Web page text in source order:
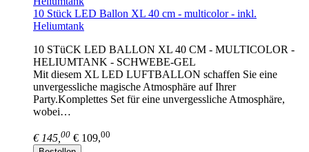
10 Stück LED Ballon XL 40 cm - multicolor - inkl.
Heliumtank
10 STüCK LED BALLON XL 40 CM - MULTICOLOR -
HELIUMTANK - SCHWEBE-GEL
Mit diesem XL LED LUFTBALLON schaffen Sie eine
unvergessliche magische Atmosphäre auf Ihrer
Party.Komplettes Set für eine unvergessliche Atmosphäre,
wobei…
€ 145, 00 € 109,00